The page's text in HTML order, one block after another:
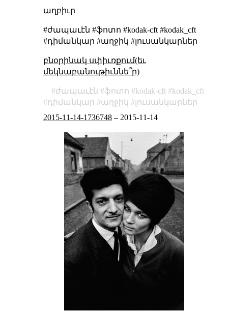
աղբիւր
#ժապաւէն #ֆոտո #kodak-cft #kodak_cft
#դիմանկար #աղջիկ #լուսանկարներ
բնօրինակ սփիւռքում(եւ
մեկնաբանութիւննե՞ր)
ժապաւէն ֆոտո kodak-cft
kodak_cft
դիմանկար
աղջիկ
լուսանկարներ
2015-11-14-1736748– 2015-11-14